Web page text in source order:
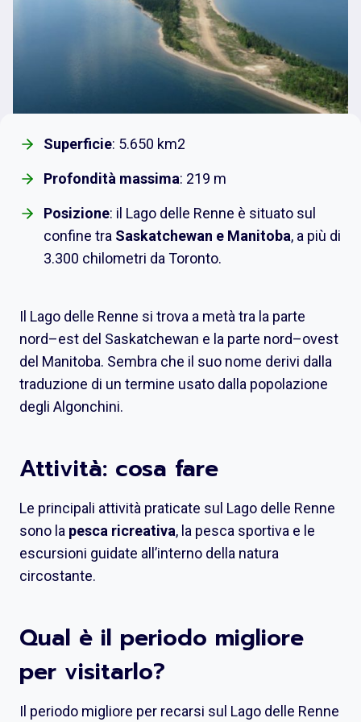
Superficie: 5.650 km2
Profondità massima: 219 m
Posizione: il Lago delle Renne è situato sul
confine tra Saskatchewan e Manitoba, a più di
3.300 chilometri da Toronto.
Il Lago delle Renne si trova a metà tra la parte
nord–est del Saskatchewan e la parte nord–ovest
del Manitoba. Sembra che il suo nome derivi dalla
traduzione di un termine usato dalla popolazione
degli Algonchini.
Attività: cosa fare
Le principali attività praticate sul Lago delle Renne
sono la pesca ricreativa, la pesca sportiva e le
escursioni guidate all’interno della natura
circostante.
Qual è il periodo migliore
per visitarlo?
Il periodo migliore per recarsi sul Lago delle Renne